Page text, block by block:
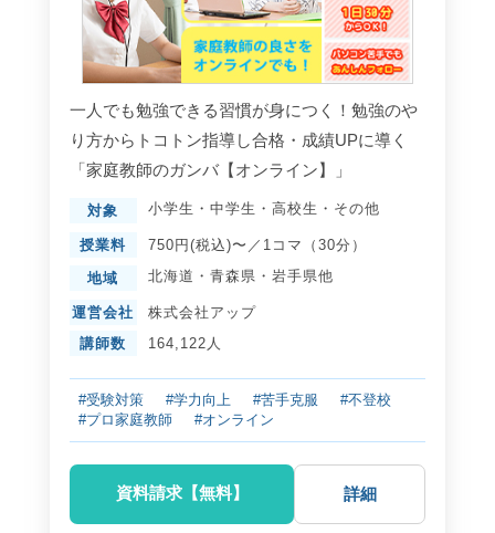
一人でも勉強できる習慣が身につく！勉強のや
り方からトコトン指導し合格・成績UPに導く
「家庭教師のガンバ【オンライン】」
対象 小学生 ・ 中学生 ・ 高校生 ・ その他
授業料 750円(税込)〜／1コマ（30分）
地域 北海道 ・ 青森県 ・ 岩手県他
運営会社
株式会社アップ
講師数
164,122人
#受験対策 #学力向上 #苦手克服
#不登校
#プロ家庭教師
#オンライン
資料請求【無料】 詳細